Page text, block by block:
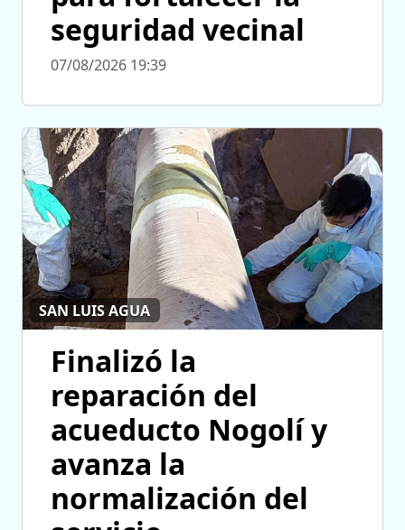
seguridad vecinal
07/08/2026 19:39
SAN LUIS AGUA
Finalizó la
reparación del
acueducto Nogolí y
avanza la
normalización del